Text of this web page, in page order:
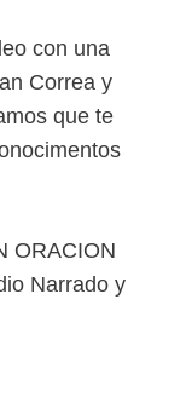
con una
Correa y
que te
ORACION
Narrado y